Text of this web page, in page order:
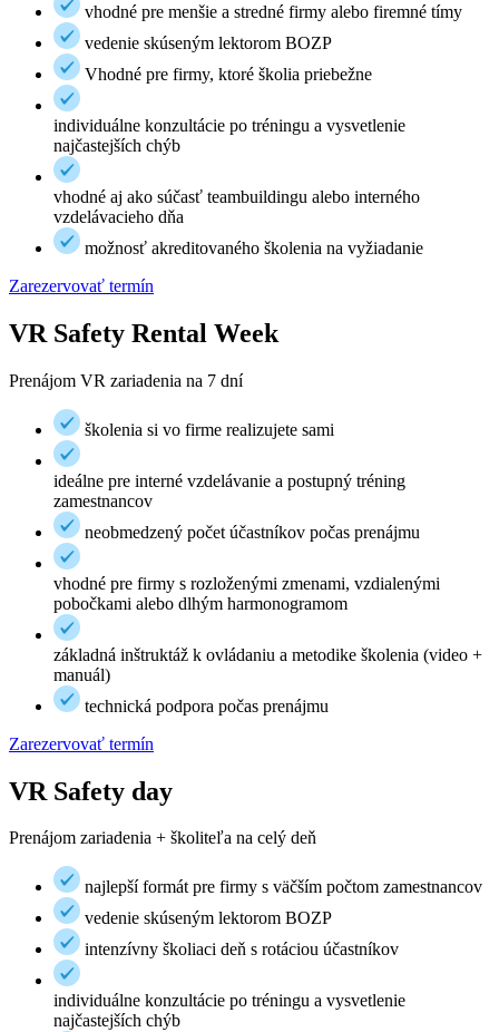
vhodné pre menšie a stredné firmy alebo firemné tímy
vedenie skúseným lektorom BOZP
Vhodné pre firmy, ktoré školia priebežne
individuálne konzultácie po tréningu a vysvetlenie
najčastejších chýb
vhodné aj ako súčasť teambuildingu alebo interného
vzdelávacieho dňa
možnosť akreditovaného školenia na vyžiadanie
Zarezervovať termín
VR Safety Rental Week
Prenájom VR zariadenia na 7 dní
školenia si vo firme realizujete sami
ideálne pre interné vzdelávanie a postupný tréning
zamestnancov
neobmedzený počet účastníkov počas prenájmu
vhodné pre firmy s rozloženými zmenami, vzdialenými
pobočkami alebo dlhým harmonogramom
základná inštruktáž k ovládaniu a metodike školenia (video +
manuál)
technická podpora počas prenájmu
Zarezervovať termín
VR Safety day
Prenájom zariadenia + školiteľa na celý deň
najlepší formát pre firmy s väčším počtom zamestnancov
vedenie skúseným lektorom BOZP
intenzívny školiaci deň s rotáciou účastníkov
individuálne konzultácie po tréningu a vysvetlenie
najčastejších chýb